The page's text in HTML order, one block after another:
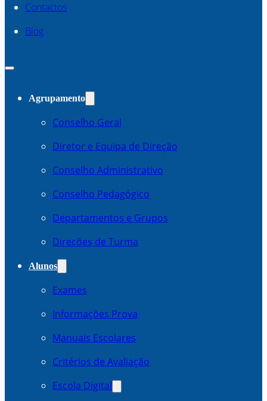
Contactos
Blog
Agrupamento
Conselho Geral
Diretor e Equipa de Direção
Conselho Administrativo
Conselho Pedagógico
Departamentos e Grupos
Direcões de Turma
Alunos
Exames
Informações Prova
Manuais Escolares
Critérios de Avaliação
Escola Digital